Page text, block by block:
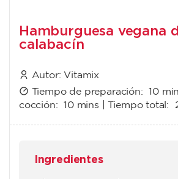
Hamburguesa vegana
calabacín
Autor: Vitamix
Tiempo de preparación:10
cocción:10 mins | Tiempo total:
Ingredientes